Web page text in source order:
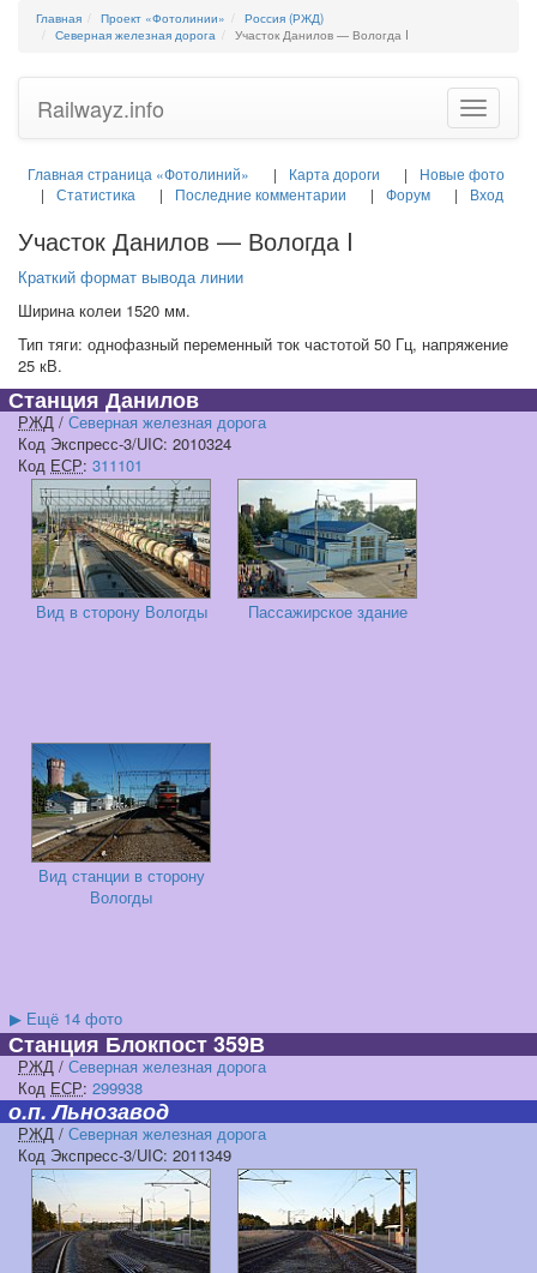
Главная Проект «Фотолинии»
Россия (РЖД)
Северная железная дорога
Участок Данилов — Вологда I
Toggle
Railwayz.info
Главная страница «Фотолиний» Карта дороги
Новые фото
Статистика
Последние комментарии Форум Вход
Участок Данилов — Вологда I
Краткий формат вывода линии
Ширина колеи 1520 мм.
Тип тяги: однофазный переменный ток частотой 50 Гц, напряжение
25 кВ.
Станция Данилов
РЖД / Северная железная дорога
Код Экспресс-3/UIC: 2010324
Код ЕСР: 311101
Вид в сторону Вологды Пассажирское здание
Вид станции в сторону
Вологды
▶ Ещё 14 фото
Станция Блокпост 359В
РЖД / Северная железная дорога
Код ЕСР: 299938
о.п. Льнозавод
РЖД / Северная железная дорога
Код Экспресс-3/UIC: 2011349